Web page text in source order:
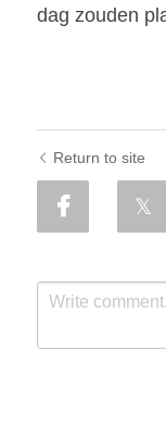
dag zouden
Return to site